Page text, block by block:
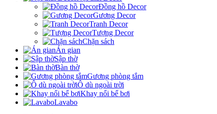
Đồng hồ Decor
Gương Decor
Tranh Decor
Tượng Decor
Chặn sách
Án gian
Sập thờ
Bàn thờ
Gương phòng tắm
Ô dù ngoài trời
Khay nổi bể bơi
Lavabo